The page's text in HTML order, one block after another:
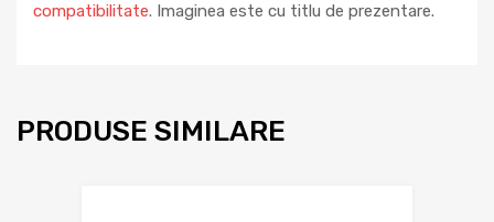
compatibilitate. Imaginea este cu titlu de prezentare.
PRODUSE SIMILARE